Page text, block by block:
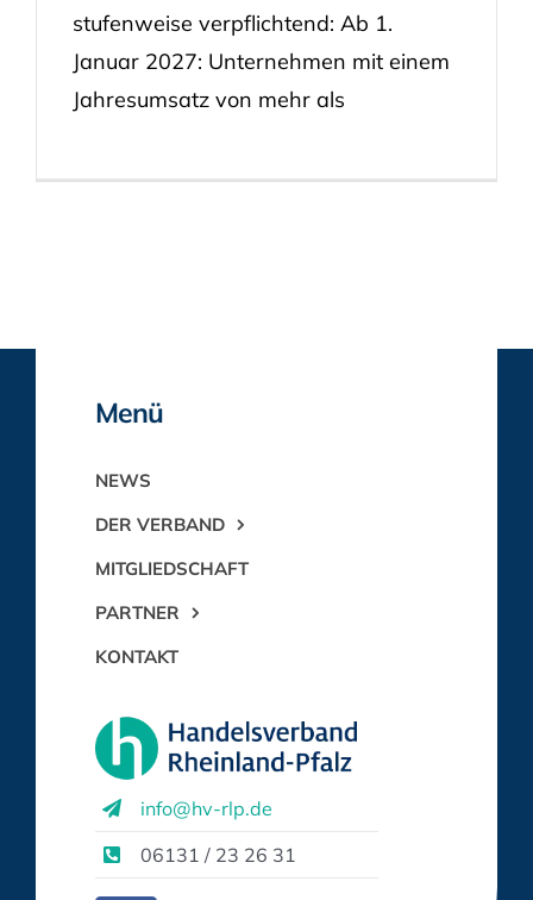
stufenweise verpflichtend: Ab 1.
Januar 2027: Unternehmen mit einem
Jahresumsatz von mehr als
Menü
NEWS
DER VERBAND
MITGLIEDSCHAFT
PARTNER
KONTAKT
info@hv-rlp.de
06131 / 23 26 31